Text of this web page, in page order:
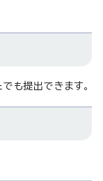
も提出できます。